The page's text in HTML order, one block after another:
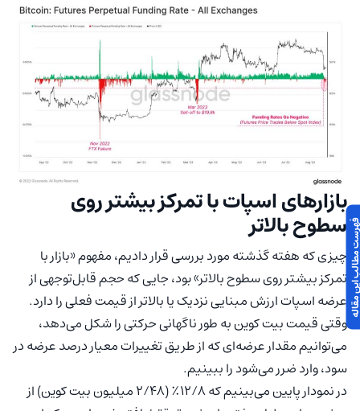
بازارهای اسپات با تمرکز بیشتر روی
سطوح بالاتر
چیزی که هفته گذشته مورد بررسی قرار دادیم، مفهوم «بازار با
تمرکز بیشتر روی سطوح بالاتر» بود، جایی که حجم قابل‌توجهی از
عرضه اسپات ارزش مبنایی نزدیک یا بالاتر از قیمت فعلی را دارد.
وقتی قیمت بیت کوین به طور ناگهانی حرکتی را شکل می‌دهد،
می‌توانیم مقدار عرضه‌ای که از طریق تغییرات معیار درصد عرضه در
سود، وارد ضرر می‌شود را ببینیم.
در نمودار پایین می‌بینیم که ۱۲/۸٪ (۲/۴۸ میلیون بیت کوین) از
مقاله